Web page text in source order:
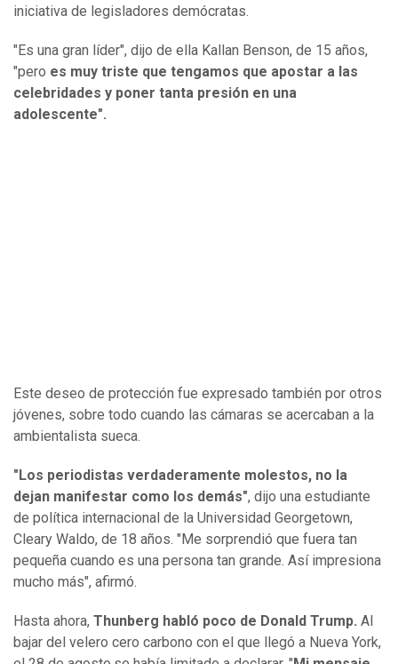
iniciativa de legisladores demócratas.
"Es una gran líder", dijo de ella Kallan Benson, de 15 años,
"pero es muy triste que tengamos que apostar a las
celebridades y poner tanta presión en una
adolescente".
Este deseo de protección fue expresado también por otros
jóvenes, sobre todo cuando las cámaras se acercaban a la
ambientalista sueca.
"Los periodistas verdaderamente molestos, no la
dejan manifestar como los demás", dijo una estudiante
de política internacional de la Universidad Georgetown,
Cleary Waldo, de 18 años. "Me sorprendió que fuera tan
pequeña cuando es una persona tan grande. Así impresiona
mucho más", afirmó.
Hasta ahora, Thunberg habló poco de Donald Trump. Al
bajar del velero cero carbono con el que llegó a Nueva York,